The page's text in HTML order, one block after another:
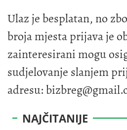
Ulaz je besplatan, no
broja mjesta prijava je
zainteresirani mogu
sudjelovanje slanjem
adresu:
NAJČITANIJE